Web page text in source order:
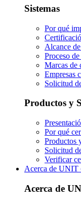
Sistemas
Por qué
Alcance
Proceso
Marcas de
Empresas
Solicitud
Productos y
Por qué
Productos
Solicitud
Verificar
Acerca de UNIT
Acerca de